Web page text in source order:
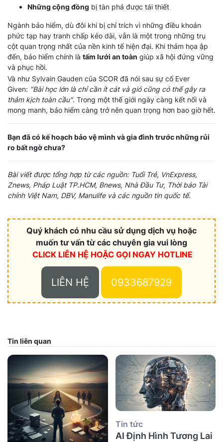
Những cộng đồng bị tàn phá được tái thiết
Ngành bảo hiểm, dù đôi khi bị chỉ trích vì những điều khoản
phức tạp hay tranh chấp kéo dài, vẫn là một trong những trụ
cột quan trọng nhất của nền kinh tế hiện đại. Khi thảm họa ập
đến, bảo hiểm chính là tấm lưới an toàn giúp xã hội đứng vững
và phục hồi.
Và như Sylvain Gauden của SCOR đã nói sau sự cố Ever
Given: "Bài học lớn là chỉ cần ít cát và gió cũng có thể gây ra
thảm kịch toàn cầu". Trong một thế giới ngày càng kết nối và
mong manh, bảo hiểm càng trở nên quan trọng hơn bao giờ hết.
Bạn đã có kế hoạch bảo vệ mình và gia đình trước những rủi
ro bất ngờ chưa?
Bài viết được tổng hợp từ các nguồn: Tuổi Trẻ, VnExpress,
Znews, Pháp Luật TP.HCM, Bnews, Nhà Đầu Tư, Thời báo Tài
chính Việt Nam, DBV, Manulife và các nguồn tin quốc tế.
Quý khách có nhu cầu sử dụng dịch vụ hoặc
muốn tư vấn từ các chuyên gia vui lòng
CLICK LIÊN HỆ HOẶC GỌI NGAY HOTLINE
LIÊN HỆ 0933687929
Tin liên quan
Tin tức
AI Định Hình Tương Lai